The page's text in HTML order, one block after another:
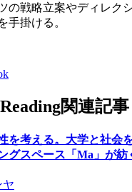
の戦略立案やディレク
手掛ける。
関連記事
を考える。大学と社会
グスペース「Ma」が紡
ヤ